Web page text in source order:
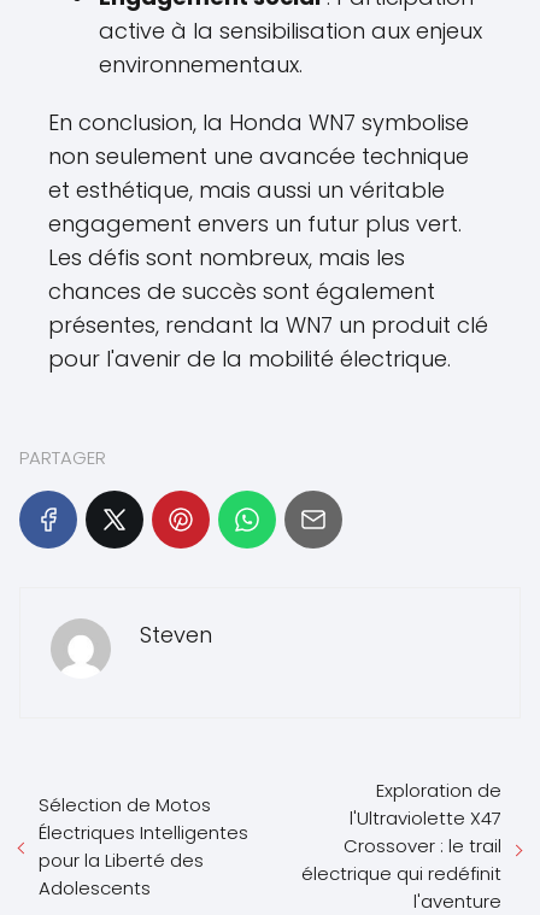
active à la sensibilisation aux enjeux
environnementaux.
En conclusion, la Honda WN7 symbolise
non seulement une avancée technique
et esthétique, mais aussi un véritable
engagement envers un futur plus vert.
Les défis sont nombreux, mais les
chances de succès sont également
présentes, rendant la WN7 un produit clé
pour l'avenir de la mobilité électrique.
PARTAGER
Steven
Sélection de Motos
Électriques Intelligentes
pour la Liberté des
Adolescents
Exploration de
l'Ultraviolette X47
Crossover : le trail
électrique qui redéfinit
l'aventure